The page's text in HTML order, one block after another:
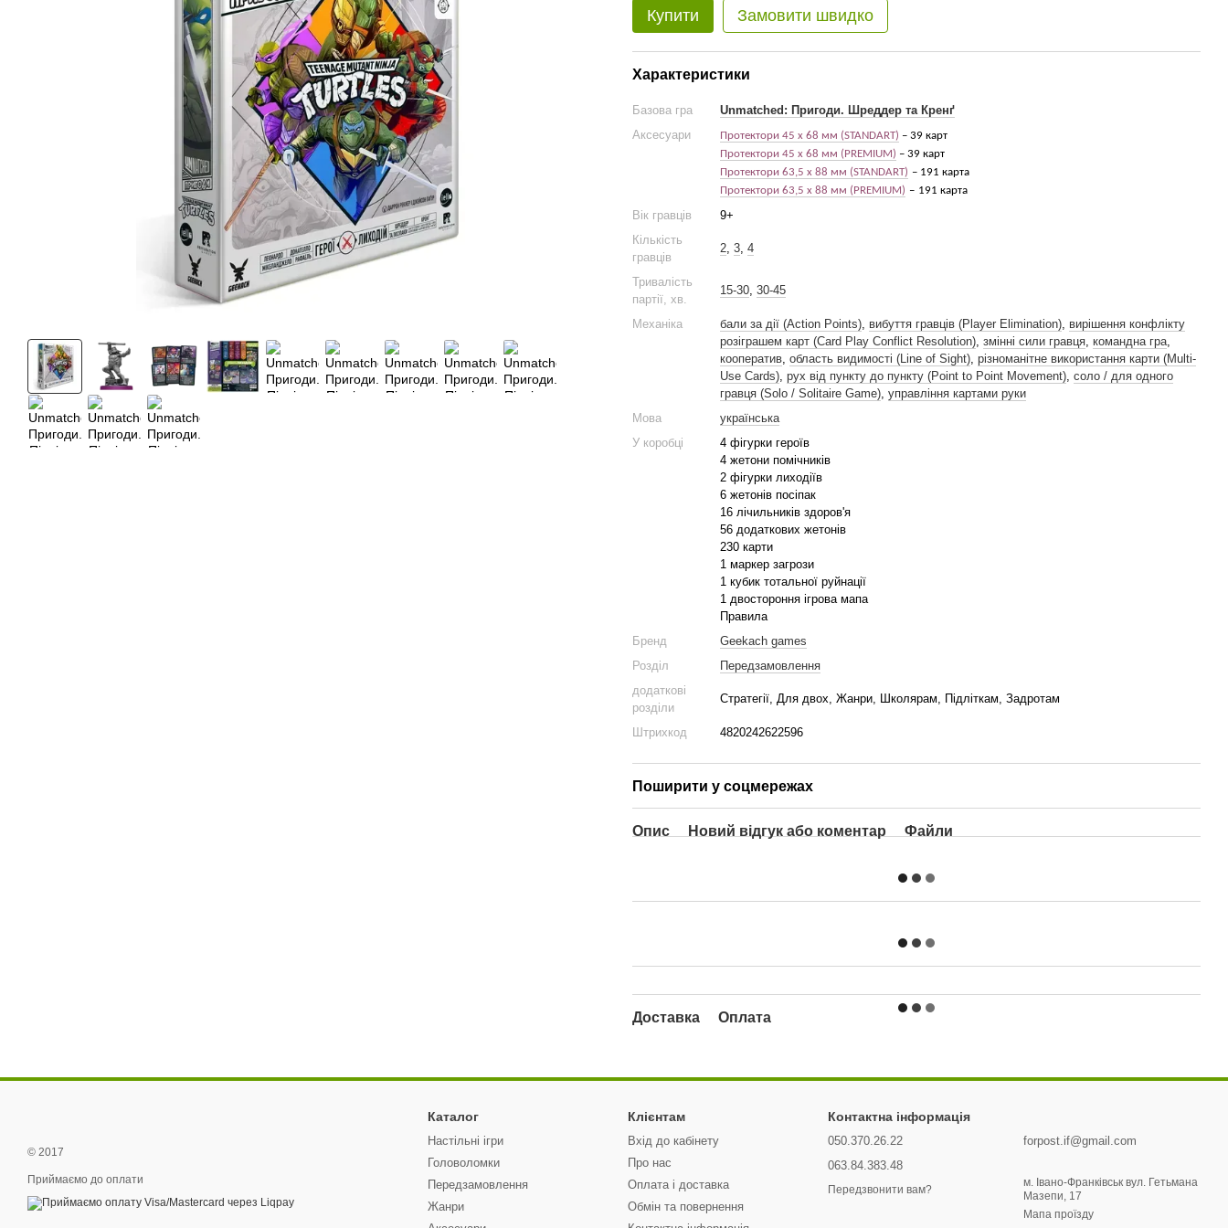
Купити Замовити швидко
Характеристики
Базова гра
Unmatched: Пригоди. Шреддер та Кренґ
Аксесуари
Протектори 45 х 68 мм (STANDART) – 39 карт
Протектори 45 х 68 мм (PREMIUM) – 39 карт
Протектори 63,5 х 88 мм (STANDART) – 191 карта
Протектори 63,5 х 88 мм (PREMIUM) – 191 карта
Вік гравців
9+
Кількість
гравців
2, 3, 4
Тривалість
партії, хв.
15-30, 30-45
Механіка бали за дії (Action Points), вибуття гравців (Player Elimination), вирішення конфлікту
розіграшем карт (Card Play Conflict Resolution), змінні сили гравця, командна гра,
кооператив, область видимості (Line of Sight), різноманітне використання карти (Multi-
Use Cards), рух від пункту до пункту (Point to Point Movement), соло / для одного
гравця (Solo / Solitaire Game), управління картами руки
Мова
українська
У коробці
4 фігурки героїв
4 жетони помічників
2 фігурки лиходіїв
6 жетонів посіпак
16 лічильників здоров'я
56 додаткових жетонів
230 карти
1 маркер загрози
1 кубик тотальної руйнації
1 двостороння ігрова мапа
Правила
Бренд
Geekach games
Розділ
Передзамовлення
додаткові
розділи
Стратегії, Для двох, Жанри, Школярам, Підліткам, Задротам
Штрихкод 4820242622596
Поширити у соцмережах
Опис Новий відгук або коментар Файли
Доставка Оплата
© 2017
Приймаємо до оплати
Каталог
Настільні ігри
Головоломки
Передзамовлення
Жанри
Клієнтам
Вхід до кабінету
Про нас
Оплата і доставка
Обмін та повернення
Контактна інформація
050.370.26.22
063.84.383.48
Передзвонити вам?
forpost.if@gmail.com
м. Івано-Франківськ вул. Гетьмана
Мазепи, 17
Мапа проїзду